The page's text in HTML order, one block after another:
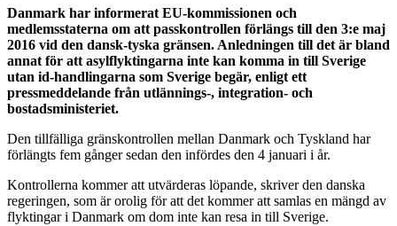
Danmark har informerat EU-kommissionen och
medlemsstaterna om att passkontrollen förlängs till den 3:e maj
2016 vid den dansk-tyska gränsen. Anledningen till det är bland
annat för att asylflyktingarna inte kan komma in till Sverige
utan id-handlingarna som Sverige begär, enligt ett
pressmeddelande från utlännings-, integration- och
bostadsministeriet.
Den tillfälliga gränskontrollen mellan Danmark och Tyskland har
förlängts fem gånger sedan den infördes den 4 januari i år.
Kontrollerna kommer att utvärderas löpande, skriver den danska
regeringen, som är orolig för att det kommer att samlas en mängd av
flyktingar i Danmark om dom inte kan resa in till Sverige.